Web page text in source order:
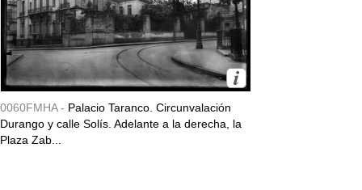
0060FMHA - Palacio Taranco. Circunvalación
Durango y calle Solís. Adelante a la derecha, la
Plaza Zab...